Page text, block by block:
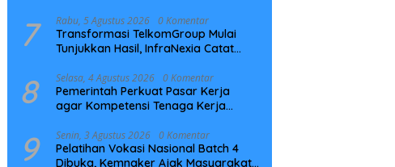
7 Rabu, 5 Agustus 2026 0 Komentar
Transformasi TelkomGroup Mulai
Tunjukkan Hasil, InfraNexia Catat
Digital Nasional
8 Selasa, 4 Agustus 2026 0 Komentar
Pemerintah Perkuat Pasar Kerja
agar Kompetensi Tenaga Kerja
9 Senin, 3 Agustus 2026 0 Komentar
Pelatihan Vokasi Nasional Batch 4
Dibuka, Kemnaker Ajak Masyarakat